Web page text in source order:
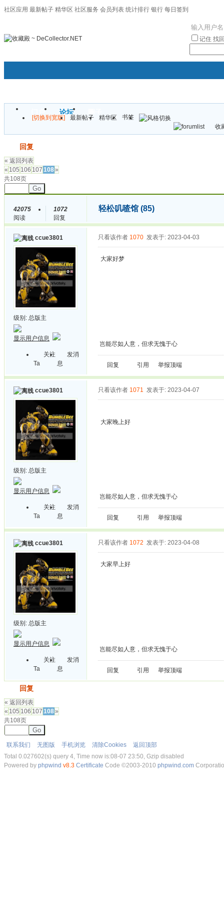
社区应用 最新帖子 精华区 社区服务 会员列表 统计排行 银行 每日签到
记住 找
门户 论坛
[切换到宽版] 最新帖子 精华区
书签
收
回复
« 返回列表
« 105 106 107 108»
共108页
Go
42075
阅读
1072
回复
轻松叽喳馆 (85)
ccue3801
级别: 总版主
显示用户信息
关注
Ta
发消
息
只看该作者 1070 发表于: 2023-04-03
大家好梦
岂能尽如人意，但求无愧于心
回复 引用 举报顶端
ccue3801
级别: 总版主
显示用户信息
关注
Ta
发消
息
只看该作者 1071 发表于: 2023-04-07
大家晚上好
岂能尽如人意，但求无愧于心
回复 引用 举报顶端
ccue3801
级别: 总版主
显示用户信息
关注
Ta
发消
息
只看该作者 1072 发表于: 2023-04-08
大家早上好
岂能尽如人意，但求无愧于心
回复 引用 举报顶端
回复
« 返回列表
« 105 106 107 108»
共108页
Go
联系我们 无图版 手机浏览 清除Cookies
返回顶部
Total 0.027602(s) query 4, Time now is:08-07 23:50, Gzip disabled
Powered by phpwind v8.3 Certificate Code ©2003-2010 phpwind.com